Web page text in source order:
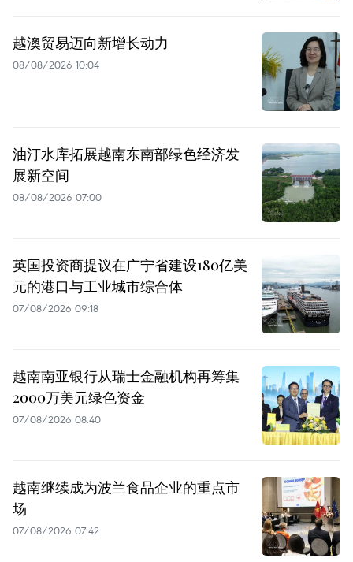
越澳贸易迈向新增长动力
08/08/2026 10:04
油汀水库拓展越南东南部绿色经济发
展新空间
08/08/2026 07:00
英国投资商提议在广宁省建设180亿美
元的港口与工业城市综合体
07/08/2026 09:18
越南南亚银行从瑞士金融机构再筹集
2000万美元绿色资金
07/08/2026 08:40
越南继续成为波兰食品企业的重点市
场
07/08/2026 07:42